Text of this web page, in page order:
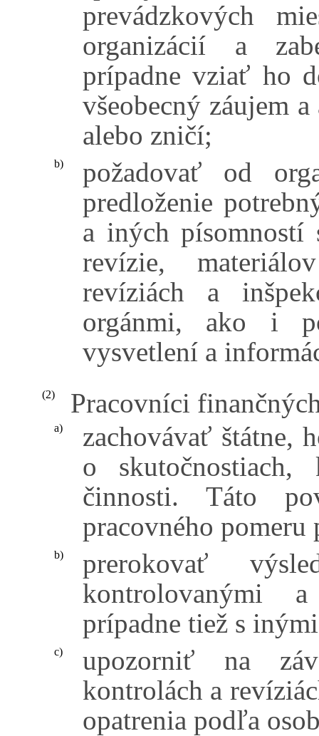
prevádzkových
organizácií a
prípadne vziať ho
všeobecný záujem
alebo zničí;
b)
požadovať od
predloženie
a iných písomností
revízie,
revíziách a
orgánmi, ako i
vysvetlení a
(2) Pracovníci
a)
zachovávať štátne,
o
činnosti. Táto
pracovného
b)
prerokovať
kontrolovanými a
prípadne tiež s
c)
upozorniť na
kontrolách a
opatrenia podľa